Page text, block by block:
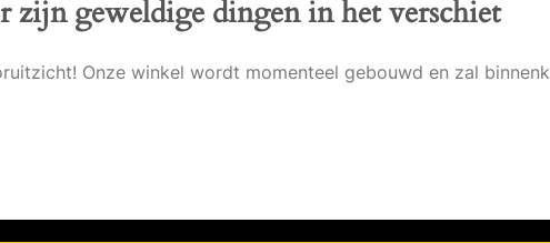
zijn geweldige dingen in het verschiet
Onze winkel wordt momenteel gebouwd en zal